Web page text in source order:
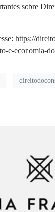
sobre
https://
e-economia-